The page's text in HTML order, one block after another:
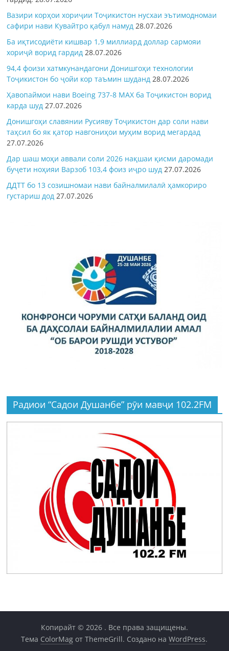
Вазири корҳои хориҷии Тоҷикистон нусхаи эътимодномаи
сафири нави Кувайтро қабул намуд 28.07.2026
Ба иқтисодиёти кишвар 1,9 миллиард доллар сармояи
хориҷӣ ворид гардид 28.07.2026
94,4 фоизи хатмкунандагони Донишгоҳи технологии
Тоҷикистон бо ҷойи кор таъмин шуданд 28.07.2026
Ҳавопаймои нави Boeing 737-8 MAX ба Тоҷикистон ворид
карда шуд 27.07.2026
Донишгоҳи славянии Русияву Тоҷикистон дар соли нави
таҳсил бо як қатор навгониҳои муҳим ворид мегардад
27.07.2026
Дар шаш моҳи аввали соли 2026 нақшаи қисми даромади
буҷети ноҳияи Варзоб 103,4 фоиз иҷро шуд 27.07.2026
ДДТТ бо 13 созишномаи нави байналмилалӣ ҳамкориро
густариш дод 27.07.2026
Радиои “Садои Душанбе” рӯи мавҷи 102.2FM
Копирайт © 2026 . Все права защищены.
Тема ColorMag от ThemeGrill. Создано наWordPress.